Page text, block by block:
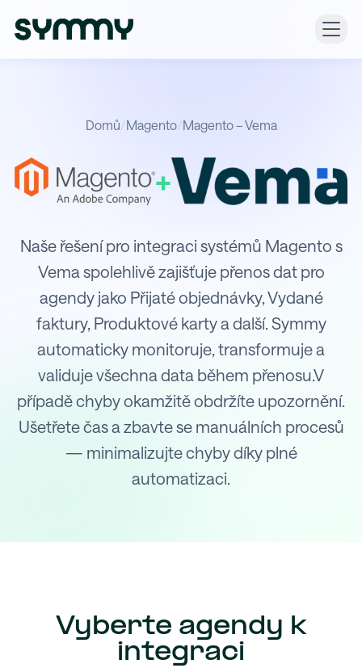
Domů/Magento/Magento – Vema
+
Integrace Magento s Vema
Naše řešení pro integraci systémů Magento s
Vema spolehlivě zajišťuje přenos dat pro
agendy jako Přijaté objednávky, Vydané
faktury, Produktové karty a další. Symmy
automaticky monitoruje, transformuje a
validuje všechna data během přenosu.V
případě chyby okamžitě obdržíte upozornění.
Ušetřete čas a zbavte se manuálních procesů
— minimalizujte chyby díky plné
automatizaci.
Vyberte agendy k
integraci